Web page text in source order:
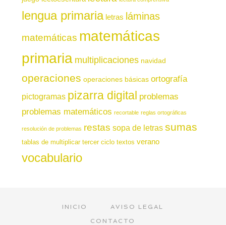
lengua primaria letras láminas
matemáticas matemáticas
primaria multiplicaciones navidad
operaciones operaciones básicas ortografía
pictogramas pizarra digital problemas
problemas matemáticos recortable reglas ortográficas
resolución de problemas restas sopa de letras sumas
tablas de multiplicar tercer ciclo textos verano
vocabulario
INICIO
AVISO LEGAL
CONTACTO